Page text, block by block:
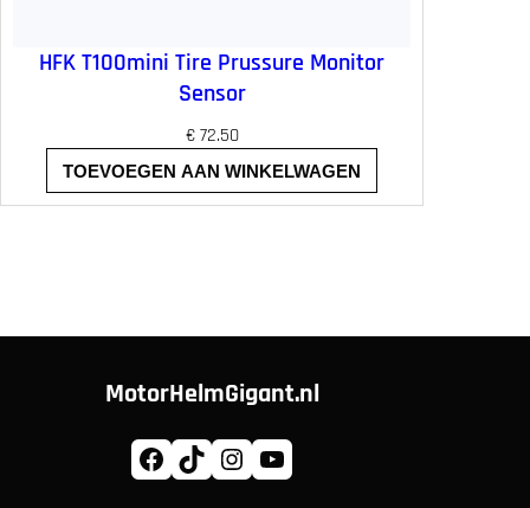
HFK T100mini Tire Prussure Monitor
Sensor
€72.50
TOEVOEGEN AAN WINKELWAGEN
MotorHelmGigant.nl
Facebook TikTok Instagram YouTube